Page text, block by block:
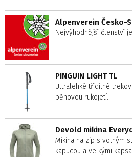
Alpenverein Česko-
Nejvýhodnější členství
PINGUIN LIGHT TL
Ultralehké třídílné
pěnovou rukojetí.
Devold mikina
Mikina na zip s volným
kapucou a velkými